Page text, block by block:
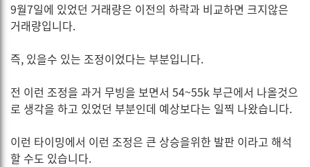
9월7일에 있었던 거래량은 이전의 하락과 비교하면 크지않은
거래량입니다.
즉, 있을수 있는 조정이었다는 부분입니다.
전 이런 조정을 과거 무빙을 보면서 54~55k 부근에서 나올것으
로 생각을 하고 있었던 부분인데 예상보다는 일찍 나왔습니다.
이런 타이밍에서 이런 조정은 큰 상승을위한 발판 이라고 해석
할 수도 있습니다.